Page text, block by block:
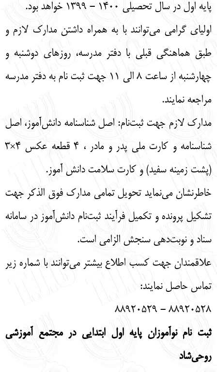
پایه اول در سال تحصیلی ۱۴۰۰ - ۱۳۹۹ خواهد بود.
اولیای گرامی می‌توانند با به همراه داشتن مدارک لازم و
طبق هماهنگی قبلی با دفتر مدرسه، روزهای دوشنبه و
چهارشنبه از ساعت ۸ الی ۱۱ جهت ثبت نام به دفتر مدرسه
مراجعه نمایند.
مدارک لازم جهت ثبت‌نام: اصل شناسنامه دانش‌آموز، اصل
شناسنامه و کارت ملی پدر و مادر ، ۴ قطعه عکس ۴×۳
(پشت زمینه سفید) و کارت سلامت دانش آموز.
خاطرنشان می‌نماید تحویل تمامی مدارک فوق الذکر جهت
تشکیل پرونده و تکمیل فرآیند ثبت‌نام دانش‌آموز در سامانه
سناد و نوبت‌دهی سنجش الزامی است.
علاقمندان جهت کسب اطلاع بیشتر می‌توانند با شماره زیر
تماس حاصل نمایند:
۸۸۹۲۰۵۲۸ - ۸۸۹۲۰۵۲۹
ثبت نام نوآموزان پایه اول ابتدایی در مجتمع آموزشی
روحی‌شاد